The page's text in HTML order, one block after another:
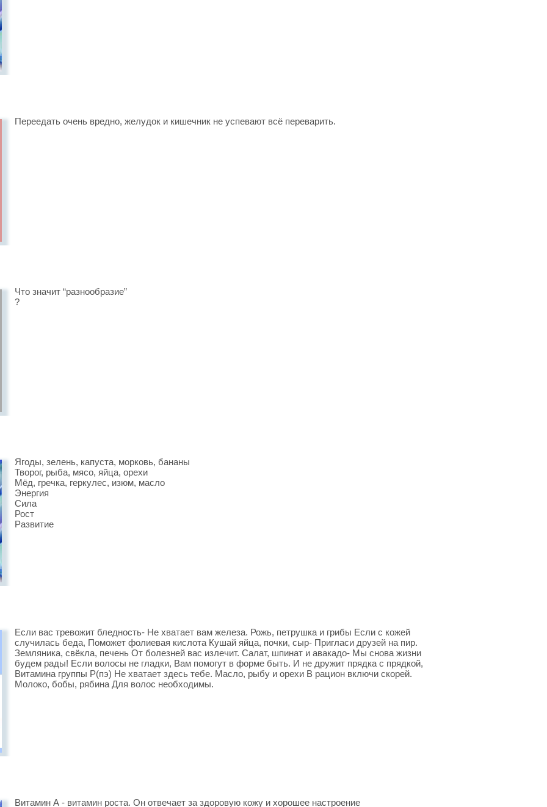
Переедать очень вредно, желудок и кишечник не успевают всё переварить.
Что значит “разнообразие”
?
Ягоды, зелень, капуста, морковь, бананы
Творог, рыба, мясо, яйца, орехи
Мёд, гречка, геркулес, изюм, масло
Энергия
Сила
Рост
Развитие
Если вас тревожит бледность- Не хватает вам железа. Рожь, петрушка и грибы Если с кожей
случилась беда, Поможет фолиевая кислота Кушай яйца, почки, сыр- Пригласи друзей на пир.
Земляника, свёкла, печень От болезней вас излечит. Салат, шпинат и авакадо- Мы снова жизни
будем рады! Если волосы не гладки, Вам помогут в форме быть. И не дружит прядка с прядкой,
Витамина группы Р(пэ) Не хватает здесь тебе. Масло, рыбу и орехи В рацион включи скорей.
Молоко, бобы, рябина Для волос необходимы.
Витамин А - витамин роста. Он отвечает за здоровую кожу и хорошее настроение